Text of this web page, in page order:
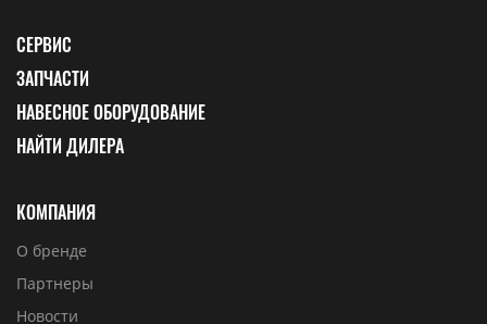
СЕРВИС
ЗАПЧАСТИ
НАВЕСНОЕ ОБОРУДОВАНИЕ
НАЙТИ ДИЛЕРА
КОМПАНИЯ
О бренде
Партнеры
Новости